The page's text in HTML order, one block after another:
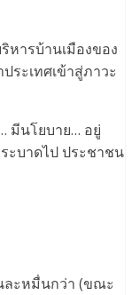
ารบ้านเมืองของ
ระเทศเข้าสู่ภาวะ
นโยบาย… อยู่
ะบาดไป ประชาชน
ะหมื่นกว่า (ขณะ